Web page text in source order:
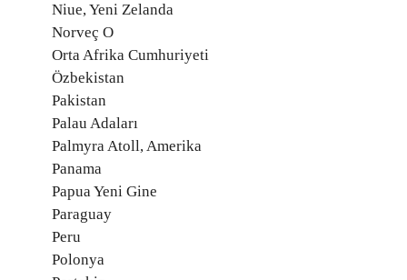
Niue, Yeni Zelanda
Norveç O
Orta Afrika Cumhuriyeti
Özbekistan
Pakistan
Palau Adaları
Palmyra Atoll, Amerika
Panama
Papua Yeni Gine
Paraguay
Peru
Polonya